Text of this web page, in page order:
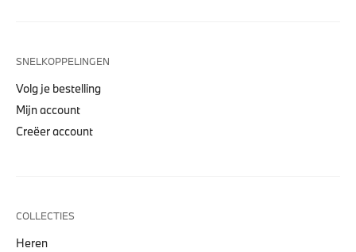
SNELKOPPELINGEN
Volg je bestelling
Mijn account
Creëer account
COLLECTIES
Heren